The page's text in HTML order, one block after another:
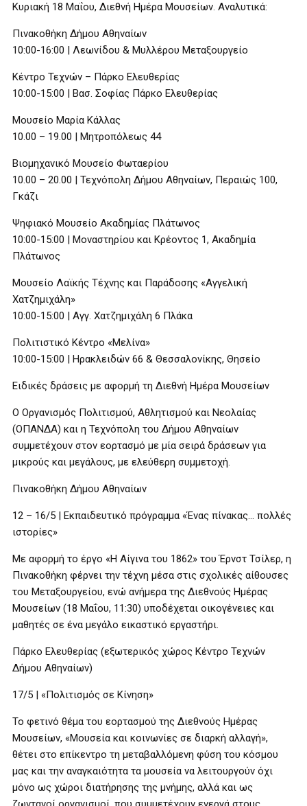
Κυριακή 18 Μαΐου, Διεθνή Ημέρα Μουσείων. Αναλυτικά:
Πινακοθήκη Δήμου Αθηναίων
10:00-16:00 | Λεωνίδου & Μυλλέρου Μεταξουργείο
Κέντρο Τεχνών – Πάρκο Ελευθερίας
10:00-15:00 | Βασ. Σοφίας Πάρκο Ελευθερίας
Μουσείο Μαρία Κάλλας
10.00 – 19.00 | Μητροπόλεως 44
Βιομηχανικό Μουσείο Φωταερίου
10.00 – 20.00 | Τεχνόπολη Δήμου Αθηναίων, Περαιώς 100,
Γκάζι
Ψηφιακό Μουσείο Ακαδημίας Πλάτωνος
10:00-15:00 | Μοναστηρίου και Κρέοντος 1, Ακαδημία
Πλάτωνος
Μουσείο Λαϊκής Τέχνης και Παράδοσης «Αγγελική
Χατζημιχάλη»
10:00-15:00 | Αγγ. Χατζημιχάλη 6 Πλάκα
Πολιτιστικό Κέντρο «Μελίνα»
10:00-15:00 | Ηρακλειδών 66 & Θεσσαλονίκης, Θησείο
Ειδικές δράσεις με αφορμή τη Διεθνή Ημέρα Μουσείων
Ο Οργανισμός Πολιτισμού, Αθλητισμού και Νεολαίας
(ΟΠΑΝΔΑ) και η Τεχνόπολη του Δήμου Αθηναίων
συμμετέχουν στον εορτασμό με μία σειρά δράσεων για
μικρούς και μεγάλους, με ελεύθερη συμμετοχή.
Πινακοθήκη Δήμου Αθηναίων
12 – 16/5 | Εκπαιδευτικό πρόγραμμα «Ένας πίνακας… πολλές
ιστορίες»
Με αφορμή το έργο «Η Αίγινα του 1862» του Έρνστ Τσίλερ, η
Πινακοθήκη φέρνει την τέχνη μέσα στις σχολικές αίθουσες
του Μεταξουργείου, ενώ ανήμερα της Διεθνούς Ημέρας
Μουσείων (18 Μαΐου, 11:30) υποδέχεται οικογένειες και
μαθητές σε ένα μεγάλο εικαστικό εργαστήρι.
Πάρκο Ελευθερίας (εξωτερικός χώρος Κέντρο Τεχνών
Δήμου Αθηναίων)
17/5 | «Πολιτισμός σε Κίνηση»
Το φετινό θέμα του εορτασμού της Διεθνούς Ημέρας
Μουσείων, «Μουσεία και κοινωνίες σε διαρκή αλλαγή»,
θέτει στο επίκεντρο τη μεταβαλλόμενη φύση του κόσμου
μας και την αναγκαιότητα τα μουσεία να λειτουργούν όχι
μόνο ως χώροι διατήρησης της μνήμης, αλλά και ως